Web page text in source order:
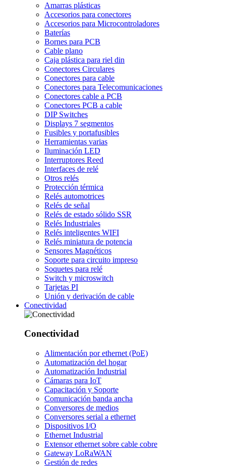
Amarras plásticas
Accesorios para conectores
Accesorios para Microcontroladores
Baterías
Bornes para PCB
Cable plano
Caja plástica para riel din
Conectores Circulares
Conectores para cable
Conectores para Telecomunicaciones
Conectores cable a PCB
Conectores PCB a cable
DIP Switches
Displays 7 segmentos
Fusibles y portafusibles
Herramientas varias
Iluminación LED
Interruptores Reed
Interfaces de relé
Otros relés
Protección térmica
Relés automotrices
Relés de señal
Relés de estado sólido SSR
Relés Industriales
Relés inteligentes WIFI
Relés miniatura de potencia
Sensores Magnéticos
Soporte para circuito impreso
Soquetes para relé
Switch y microswitch
Tarjetas PI
Unión y derivación de cable
Conectividad
Conectividad
Alimentación por ethernet (PoE)
Automatización del hogar
Automatización Industrial
Cámaras para IoT
Capacitación y Soporte
Comunicación banda ancha
Conversores de medios
Conversores serial a ethernet
Dispositivos I/O
Ethernet Industrial
Extensor ethernet sobre cable cobre
Gateway LoRaWAN
Gestión de redes